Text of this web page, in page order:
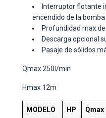
Interruptor flotante
encendido de la
Profundidad
Descarga opcional
Pasaje de sólidos
Qmax 250l/min
Hmax 12m
MODELO HP